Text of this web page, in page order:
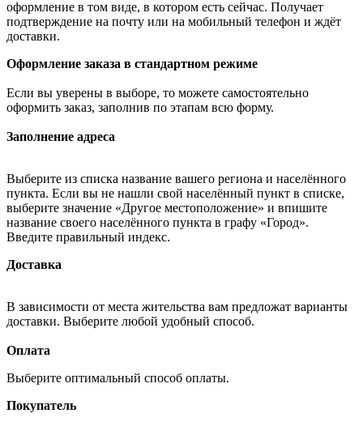
оформление в том виде, в котором есть сейчас. Получает
подтверждение на почту или на мобильный телефон и ждёт
доставки.
Оформление заказа в стандартном режиме
Если вы уверены в выборе, то можете самостоятельно
оформить заказ, заполнив по этапам всю форму.
Заполнение адреса
Выберите из списка название вашего региона и населённого
пункта. Если вы не нашли свой населённый пункт в списке,
выберите значение «Другое местоположение» и впишите
название своего населённого пункта в графу «Город».
Введите правильный индекс.
Доставка
В зависимости от места жительства вам предложат варианты
доставки. Выберите любой удобный способ.
Оплата
Выберите оптимальный способ оплаты.
Покупатель